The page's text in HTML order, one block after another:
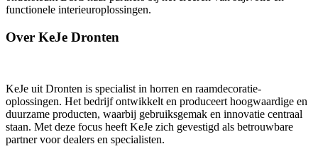
functionele interieur­oplossingen.
Over KeJe Dronten
KeJe uit Dronten is specialist in horren en raamdecoratie-
oplossingen. Het bedrijf ontwikkelt en produceert hoogwaardige en
duurzame producten, waarbij gebruiksgemak en innovatie centraal
staan. Met deze focus heeft KeJe zich gevestigd als betrouwbare
partner voor dealers en specialisten.